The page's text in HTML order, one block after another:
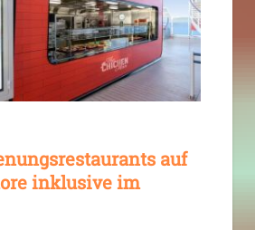
auf
inklusive im